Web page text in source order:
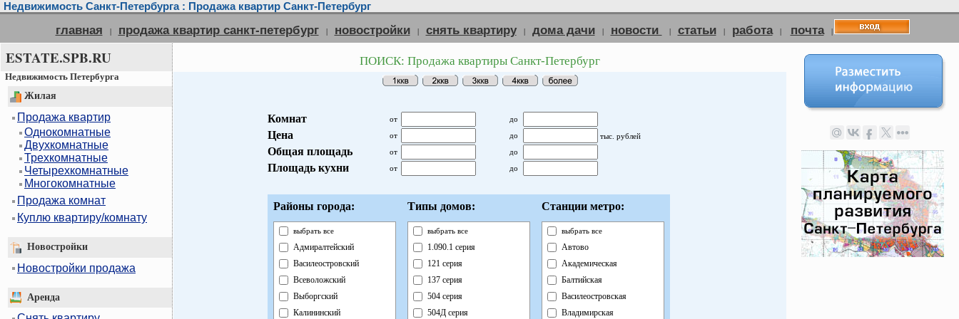
Недвижимость Санкт-Петербурга : Продажа квартир Санкт-Петербург
главная | продажа квартир санкт-петербург | новостройки | снять квартиру | дома дачи | новости | статьи | работа | почта |
ESTATE.SPB.RU
Недвижимость Петербурга
Жилая
Продажа квартир
Однокомнатные
Двухкомнатные
Трехкомнатные
Четырехкомнатные
Многокомнатные
Продажа комнат
Куплю квартиру/комнату
Новостройки
Новостройки продажа
Аренда
ПОИСК: Продажа квартиры Санкт-Петербург
Комнат от до
Цена от до тыс. рублей
Общая площадь от до
Площадь кухни от до
Районы города:
выбрать все
Адмиралтейский
Василеостровский
Всеволожский
Выборгский
Калининский
Типы домов:
выбрать все
1.090.1 серия
121 серия
137 серия
504 серия
504Д серия
Станции метро:
выбрать все
Автово
Академическая
Балтийская
Василеостровская
Владимирская